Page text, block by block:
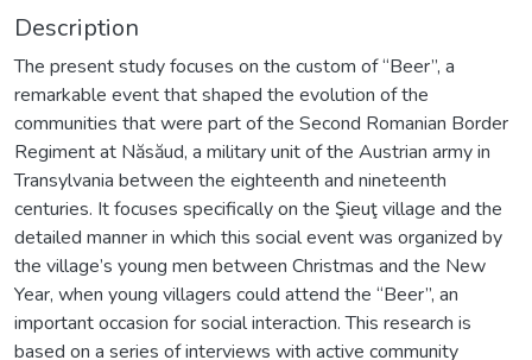
Description
The present study focuses on the custom of “Beer”, a
remarkable event that shaped the evolution of the
communities that were part of the Second Romanian Border
Regiment at Năsăud, a military unit of the Austrian army in
Transylvania between the eighteenth and nineteenth
centuries. It focuses specifically on the Şieuţ village and the
detailed manner in which this social event was organized by
the village’s young men between Christmas and the New
Year, when young villagers could attend the “Beer”, an
important occasion for social interaction. This research is
based on a series of interviews with active community